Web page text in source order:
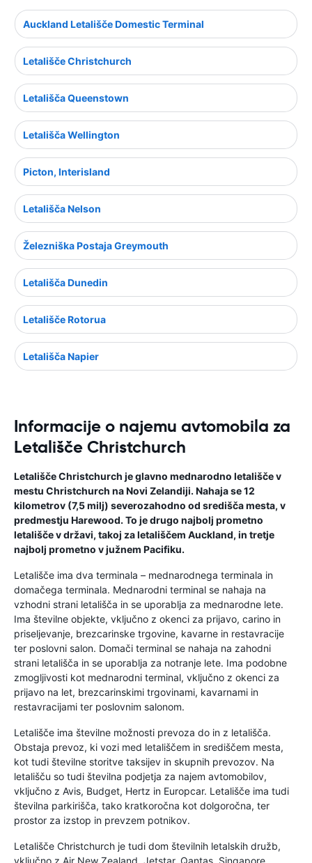
Auckland Letališče Domestic Terminal
Letališče Christchurch
Letališča Queenstown
Letališča Wellington
Picton, Interisland
Letališča Nelson
Železniška Postaja Greymouth
Letališča Dunedin
Letališče Rotorua
Letališča Napier
Informacije o najemu avtomobila za
Letališče Christchurch
Letališče Christchurch je glavno mednarodno letališče v
mestu Christchurch na Novi Zelandiji. Nahaja se 12
kilometrov (7,5 milj) severozahodno od središča mesta, v
predmestju Harewood. To je drugo najbolj prometno
letališče v državi, takoj za letališčem Auckland, in tretje
najbolj prometno v južnem Pacifiku.
Letališče ima dva terminala – mednarodnega terminala in
domačega terminala. Mednarodni terminal se nahaja na
vzhodni strani letališča in se uporablja za mednarodne lete.
Ima številne objekte, vključno z okenci za prijavo, carino in
priseljevanje, brezcarinske trgovine, kavarne in restavracije
ter poslovni salon. Domači terminal se nahaja na zahodni
strani letališča in se uporablja za notranje lete. Ima podobne
zmogljivosti kot mednarodni terminal, vključno z okenci za
prijavo na let, brezcarinskimi trgovinami, kavarnami in
restavracijami ter poslovnim salonom.
Letališče ima številne možnosti prevoza do in z letališča.
Obstaja prevoz, ki vozi med letališčem in središčem mesta,
kot tudi številne storitve taksijev in skupnih prevozov. Na
letališču so tudi številna podjetja za najem avtomobilov,
vključno z Avis, Budget, Hertz in Europcar. Letališče ima tudi
številna parkirišča, tako kratkoročna kot dolgoročna, ter
prostor za izstop in prevzem potnikov.
Letališče Christchurch je tudi dom številnih letalskih družb,
vključno z Air New Zealand, Jetstar, Qantas, Singapore